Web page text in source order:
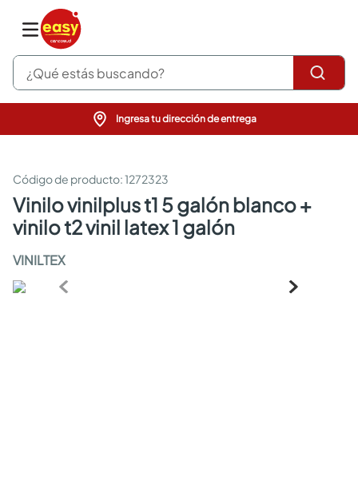
¿Qué estás buscando?
Ingresa tu dirección de entrega
:1272323
vinilo vinilplus t1 5 galón blanco +
vinilo t2 vinil latex 1 galón
VINILTEX
pinturas
sanitarios
comedor
escritorio
comedores
armarios closet